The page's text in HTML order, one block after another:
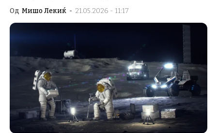
Од Мишо Лекиќ - 21.05.2026 - 11:17